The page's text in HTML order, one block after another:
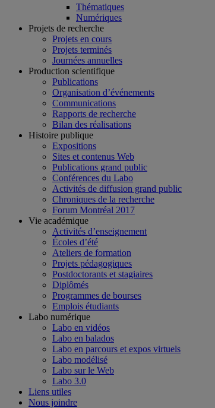
Thématiques
Numériques
Projets de recherche
Projets en cours
Projets terminés
Journées annuelles
Production scientifique
Publications
Organisation d’événements
Communications
Rapports de recherche
Bilan des réalisations
Histoire publique
Expositions
Sites et contenus Web
Publications grand public
Conférences du Labo
Activités de diffusion grand public
Chroniques de la recherche
Forum Montréal 2017
Vie académique
Activités d’enseignement
Écoles d’été
Ateliers de formation
Projets pédagogiques
Postdoctorants et stagiaires
Diplômés
Programmes de bourses
Emplois étudiants
Labo numérique
Labo en vidéos
Labo en balados
Labo en parcours et expos virtuels
Labo modélisé
Labo sur le Web
Labo 3.0
Liens utiles
Nous joindre